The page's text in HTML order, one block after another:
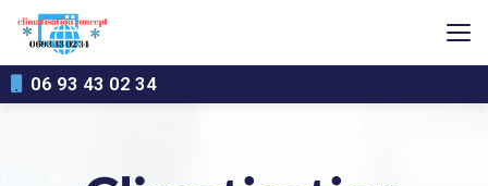
contenu
principal
06 93 43 02 34